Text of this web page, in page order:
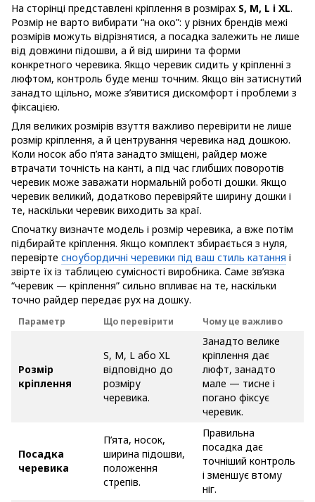
На сторінці представлені кріплення в розмірах S, M, L і XL.
Розмір не варто вибирати “на око”: у різних брендів межі
розмірів можуть відрізнятися, а посадка залежить не лише
від довжини підошви, а й від ширини та форми
конкретного черевика. Якщо черевик сидить у кріпленні з
люфтом, контроль буде менш точним. Якщо він затиснутий
занадто щільно, може з’явитися дискомфорт і проблеми з
фіксацією.
Для великих розмірів взуття важливо перевірити не лише
розмір кріплення, а й центрування черевика над дошкою.
Коли носок або п’ята занадто зміщені, райдер може
втрачати точність на канті, а під час глибших поворотів
черевик може заважати нормальній роботі дошки. Якщо
черевик великий, додатково перевіряйте ширину дошки і
те, наскільки черевик виходить за краї.
Спочатку визначте модель і розмір черевика, а вже потім
підбирайте кріплення. Якщо комплект збирається з нуля,
перевірте сноубордичні черевики під ваш стиль катання і
звірте їх із таблицею сумісності виробника. Саме зв’язка
“черевик — кріплення” сильно впливає на те, наскільки
точно райдер передає рух на дошку.
Параметр Що перевірити Чому це важливо
Розмір
кріплення
S, M, L або XL
відповідно до
розміру
черевика.
Занадто велике
кріплення дає
люфт, занадто
мале — тисне і
погано фіксує
черевик.
Посадка
черевика
П’ята, носок,
ширина підошви,
положення
стрепів.
Правильна
посадка дає
точніший контроль
і зменшує втому
ніг.